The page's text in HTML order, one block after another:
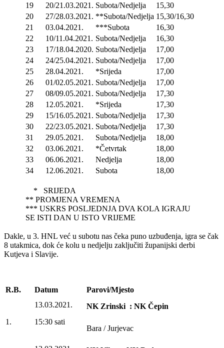
19
20/21.03.2021. Subota/Nedjelja
15,30
20
27/28.03.2021. **Subota/Nedjelja 15,30/16,30
21
03.04.2021. ***Subota
16,30
22
10/11.04.2021. Subota/Nedjelja
16,30
23
17/18.04.2020. Subota/Nedjelja
17,00
24
24/25.04.2021. Subota/Nedjelja
17,00
25
28.04.2021. *Srijeda
17,00
26
01/02.05.2021. Subota/Nedjelja
17,00
27
08/09.05.2021. Subota/Nedjelja
17,30
28
12.05.2021. *Srijeda
17,30
29
15/16.05.2021. Subota/Nedjelja
17,30
30
22/23.05.2021. Subota/Nedjelja
17,30
31
29.05.2021. Subota/Nedjelja
18,00
32
03.06.2021. *Četvrtak
18,00
33
06.06.2021. Nedjelja
18,00
34
12.06.2021. Subota 18,00
* SRIJEDA
** PROMJENA VREMENA
*** USKRS POSLJEDNJA DVA KOLA IGRAJU
SE ISTI DAN U ISTO VRIJEME
Dakle, u 3. HNL već u subotu nas čeka puno uzbuđenja, igra se čak
8 utakmica, dok će kolu u nedjelju zaključiti županijski derbi
Kutjeva i Slavije.
R.B. Datum Parovi/Mjesto
1.
13.03.2021.
15:30 sati
NK Zrinski : NK Čepin
Bara / Jurjevac